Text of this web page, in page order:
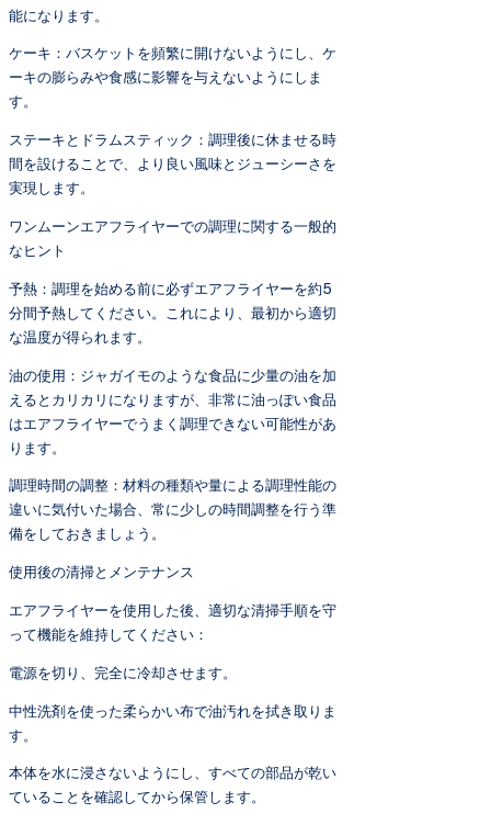
能になります。
ケーキ：バスケットを頻繁に開けないようにし、ケ
ーキの膨らみや食感に影響を与えないようにしま
す。
ステーキとドラムスティック：調理後に休ませる時
間を設けることで、より良い風味とジューシーさを
実現します。
ワンムーンエアフライヤーでの調理に関する一般的
なヒント
予熱：調理を始める前に必ずエアフライヤーを約5
分間予熱してください。これにより、最初から適切
な温度が得られます。
油の使用：ジャガイモのような食品に少量の油を加
えるとカリカリになりますが、非常に油っぽい食品
はエアフライヤーでうまく調理できない可能性があ
ります。
調理時間の調整：材料の種類や量による調理性能の
違いに気付いた場合、常に少しの時間調整を行う準
備をしておきましょう。
使用後の清掃とメンテナンス
エアフライヤーを使用した後、適切な清掃手順を守
って機能を維持してください：
電源を切り、完全に冷却させます。
中性洗剤を使った柔らかい布で油汚れを拭き取りま
す。
本体を水に浸さないようにし、すべての部品が乾い
ていることを確認してから保管します。